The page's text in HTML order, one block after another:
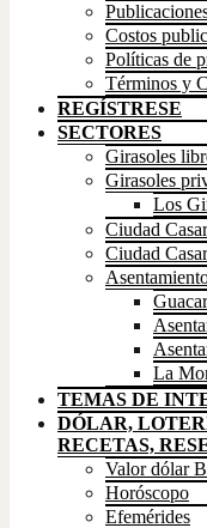
Costos
Políticas de
Términos y
REGÍSTRESE
SECTORES
Girasoles
Girasoles
Los
Ciudad
Ciudad
La
TEMAS DE
DÓLAR,
RECETAS,
Valor dólar
Horóscopo
Efemérides